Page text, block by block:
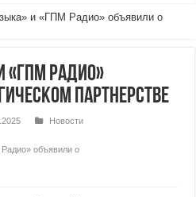
и «ГПМ Радио» объявили о
«ГПМ Радио»
партнерстве
Новости
объявили о